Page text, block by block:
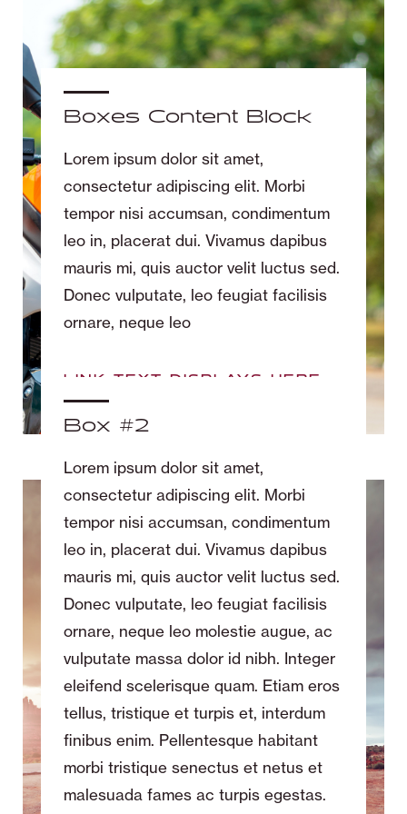
Boxes Content Block
Lorem ipsum dolor sit amet,
consectetur adipiscing elit. Morbi
tempor nisi accumsan, condimentum
leo in, placerat dui. Vivamus dapibus
mauris mi, quis auctor velit luctus sed.
Donec vulputate, leo feugiat facilisis
ornare, neque leo
LINK TEXT DISPLAYS HERE
Box #2
Lorem ipsum dolor sit amet,
consectetur adipiscing elit. Morbi
tempor nisi accumsan, condimentum
leo in, placerat dui. Vivamus dapibus
mauris mi, quis auctor velit luctus sed.
Donec vulputate, leo feugiat facilisis
ornare, neque leo molestie augue, ac
vulputate massa dolor id nibh. Integer
eleifend scelerisque quam. Etiam eros
tellus, tristique et turpis et, interdum
finibus enim. Pellentesque habitant
morbi tristique senectus et netus et
malesuada fames ac turpis egestas.